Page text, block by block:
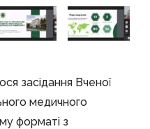
засідання Вченої
медичного
форматі з